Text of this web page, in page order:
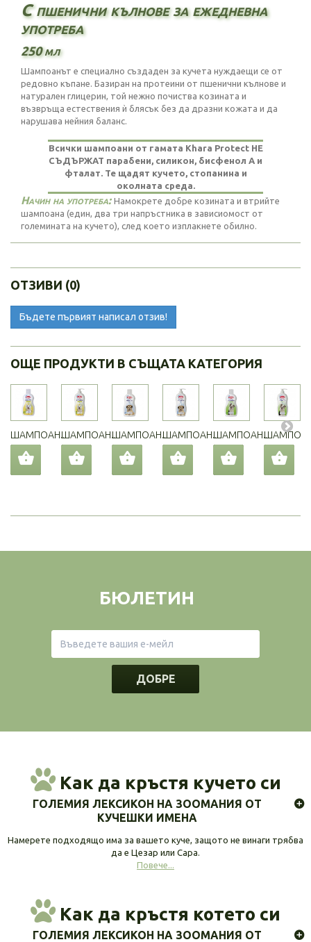
С пшенични кълнове за ежедневна
употреба
250 мл
Шампоанът е специално създаден за кучета нуждаещи се от
редовно къпане. Базиран на протеини от пшенични кълнове и
натурален глицерин, той нежно почиства козината и
възвръща естествения ѝ блясък без да дразни кожата и да
нарушава нейния баланс.
Всички шампоани от гамата Khara Protect НЕ
СЪДЪРЖАТ парабени, силикон, бисфенол А и
фталат. Те щадят кучето, стопанина и
околната среда.
Начин на употреба: Намокрете добре козината и втрийте
шампоана (един, два три напръстника в зависиомост от
големината на кучето), след което изплакнете обилно.
ОТЗИВИ (0)
Бъдете първият написал отзив!
ОЩЕ ПРОДУКТИ В СЪЩАТА КАТЕГОРИЯ
ШАМПОАН...ШАМПОАН...ШАМПОАН...ШАМПОАН...ШАМПОАН...
БЮЛЕТИН
ДОБРЕ
Как да кръстя кучето си
ГОЛЕМИЯ ЛЕКСИКОН НА ЗООМАНИЯ ОТ
КУЧЕШКИ ИМЕНА
Намерете подходящо има за вашето куче, защото не винаги трябва
да е Цезар или Сара.
Повече...
Как да кръстя котето си
ГОЛЕМИЯ ЛЕКСИКОН НА ЗООМАНИЯ ОТ